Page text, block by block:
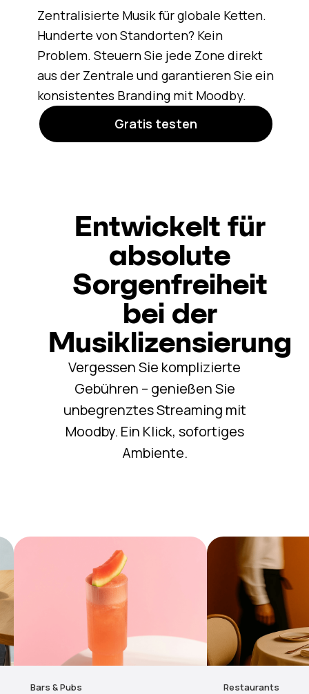
Zentralisierte Musik für globale Ketten.
Hunderte von Standorten? Kein
Problem. Steuern Sie jede Zone direkt
aus der Zentrale und garantieren Sie ein
konsistentes Branding mit Moodby.
Gratis testen
Entwickelt für
absolute
Sorgenfreiheit
bei der
Musiklizensierung
Vergessen Sie komplizierte
Gebühren – genießen Sie
unbegrenztes Streaming mit
Moodby. Ein Klick, sofortiges
Ambiente.
Restaurants Hotels